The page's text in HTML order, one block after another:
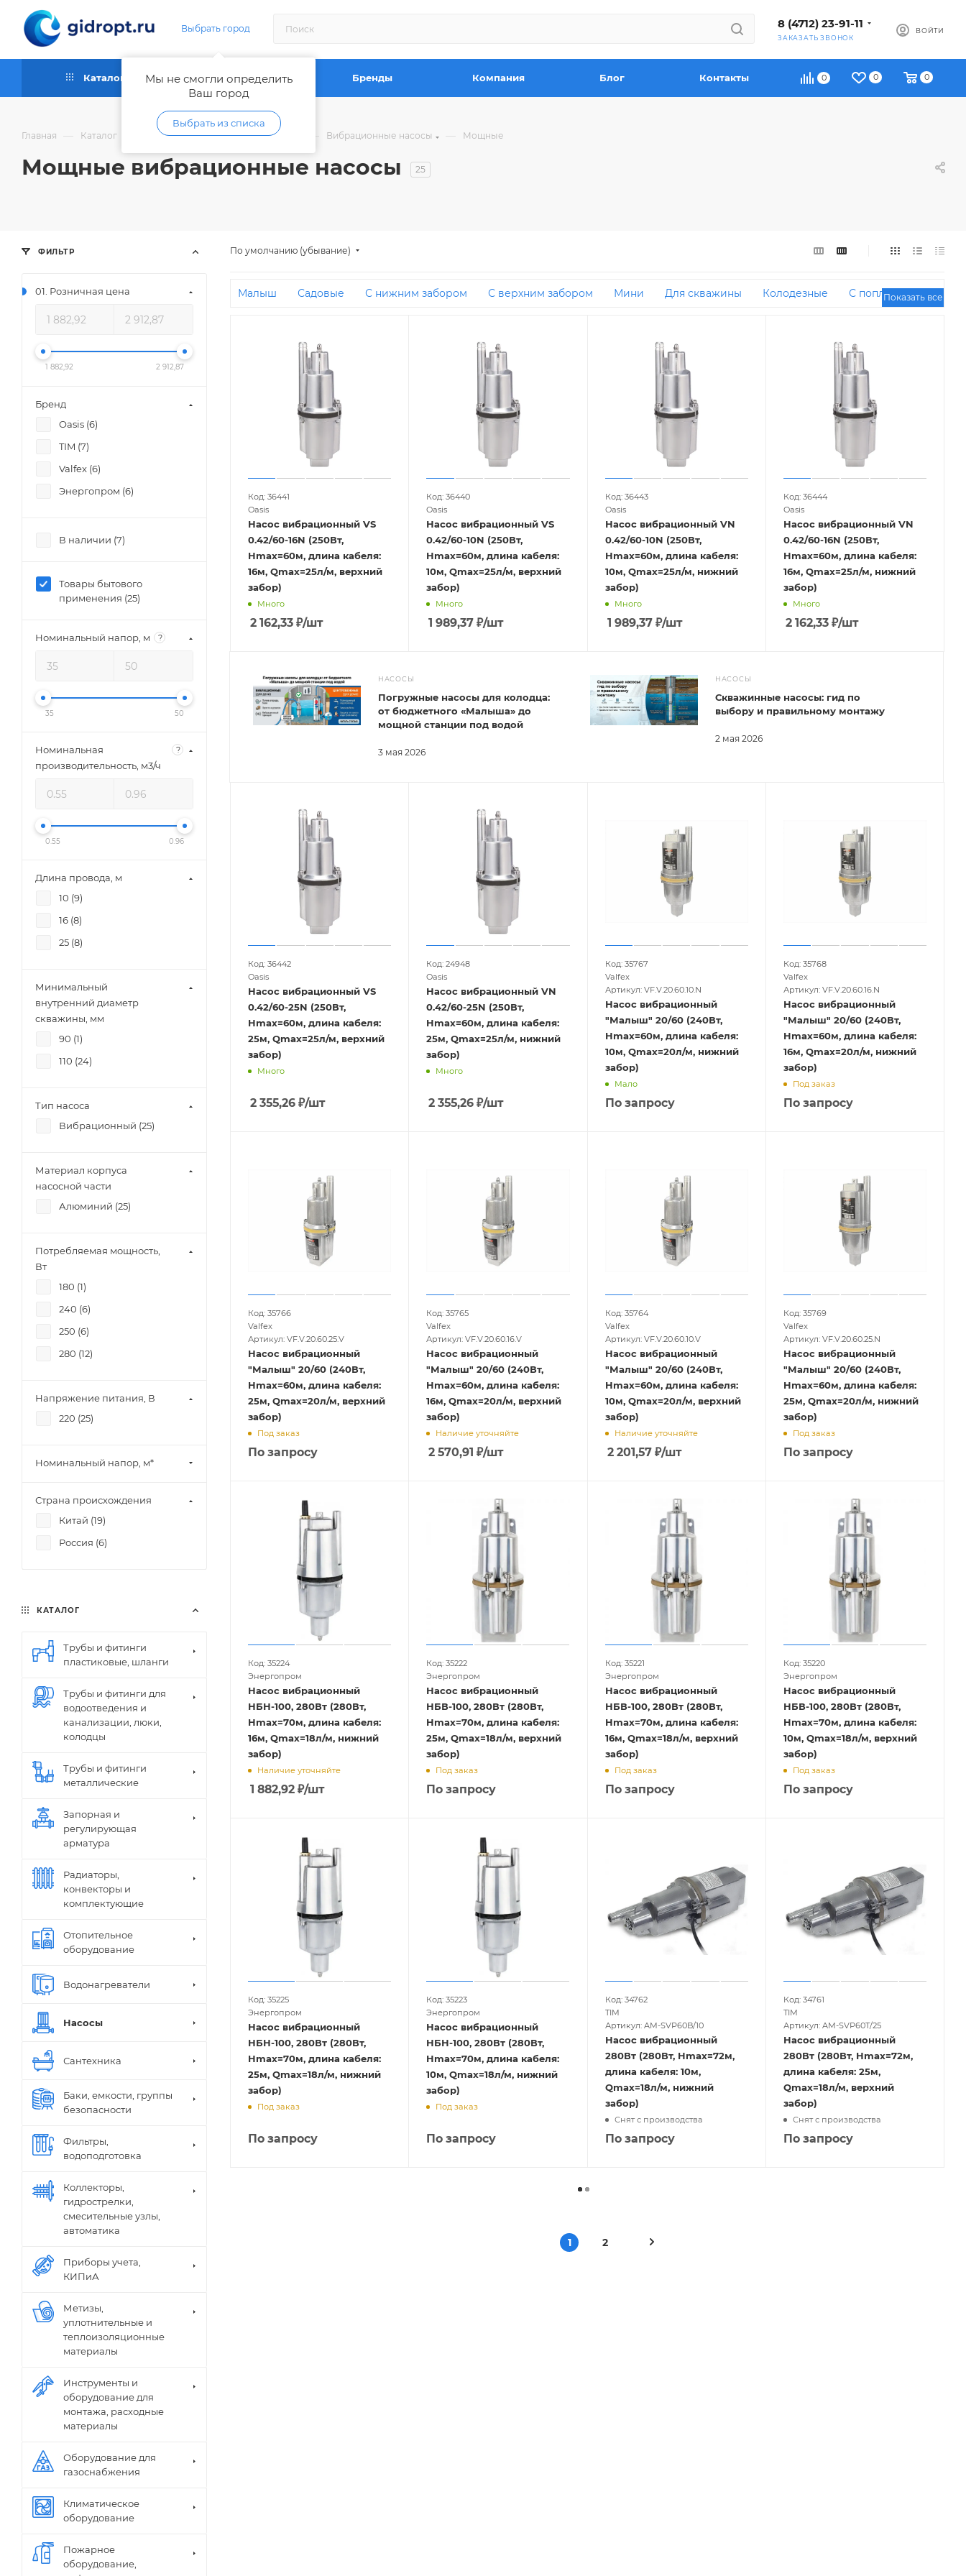
Выбрать город
Мы не смогли определить
Ваш город
Выбрать из списка
8 (4712) 23-91-11
ЗАКАЗАТЬ ЗВОНОК
ВОЙТИ
0 0 0
Каталог Как купить Бренды Компания Блог Контакты
Главная — Каталог Насосы — Погружные насосы — Вибрационные насосы — Мощные
Мощные вибрационные насосы 25
По умолчанию (убывание)
Малыш Садовые С нижним забором С верхним забором Мини Для скважины Колодезные
С поплавком
Показать все
Код: 36441
Oasis
Насос вибрационный VS
0.42/60-16N (250Вт,
Hmax=60м, длина кабеля:
16м, Qmax=25л/м, верхний
забор)
Много
2 162,33 ₽/шт
Код: 36440
Oasis
Насос вибрационный VS
0.42/60-10N (250Вт,
Hmax=60м, длина кабеля:
10м, Qmax=25л/м, верхний
забор)
Много
1 989,37 ₽/шт
Код: 36443
Oasis
Насос вибрационный VN
0.42/60-10N (250Вт,
Hmax=60м, длина кабеля:
10м, Qmax=25л/м, нижний
забор)
Много
1 989,37₽/шт
Код: 36444
Oasis
Насос вибрационный VN
0.42/60-16N (250Вт,
Hmax=60м, длина кабеля:
16м, Qmax=25л/м, нижний
забор)
Много
2 162,33₽/шт
НАСОСЫ
3 мая 2026
Погружные насосы для колодца:
от бюджетного «Малыша» до
мощной станции под водой
НАСОСЫ
2 мая 2026
Скважинные насосы: гид по
выбору и правильному монтажу
Код: 36442
Oasis
Насос вибрационный VS
0.42/60-25N (250Вт,
Hmax=60м, длина кабеля:
25м, Qmax=25л/м, верхний
забор)
Много
2 355,26 ₽/шт
Код: 24948
Oasis
Насос вибрационный VN
0.42/60-25N (250Вт,
Hmax=60м, длина кабеля:
25м, Qmax=25л/м, нижний
забор)
Много
2 355,26 ₽/шт
Код: 35767
Valfex
Артикул: VF.V.20.60.10.N
Насос вибрационный
"Малыш" 20/60 (240Вт,
Hmax=60м, длина кабеля:
10м, Qmax=20л/м, нижний
забор)
Мало
По запросу
Код: 35768
Valfex
Артикул: VF.V.20.60.16.N
Насос вибрационный
"Малыш" 20/60 (240Вт,
Hmax=60м, длина кабеля:
16м, Qmax=20л/м, нижний
забор)
Под заказ
По запросу
Код: 35766
Valfex
Артикул: VF.V.20.60.25.V
Насос вибрационный
"Малыш" 20/60 (240Вт,
Hmax=60м, длина кабеля:
25м, Qmax=20л/м, верхний
забор)
Под заказ
По запросу
Код: 35765
Valfex
Артикул: VF.V.20.60.16.V
Насос вибрационный
"Малыш" 20/60 (240Вт,
Hmax=60м, длина кабеля:
16м, Qmax=20л/м, верхний
забор)
Наличие уточняйте
2 570,91 ₽/шт
Код: 35764
Valfex
Артикул: VF.V.20.60.10.V
Насос вибрационный
"Малыш" 20/60 (240Вт,
Hmax=60м, длина кабеля:
10м, Qmax=20л/м, верхний
забор)
Наличие уточняйте
2 201,57₽/шт
Код: 35769
Valfex
Артикул: VF.V.20.60.25.N
Насос вибрационный
"Малыш" 20/60 (240Вт,
Hmax=60м, длина кабеля:
25м, Qmax=20л/м, нижний
забор)
Под заказ
По запросу
Код: 35224
Энергопром
Насос вибрационный
НБН-100, 280Вт (280Вт,
Hmax=70м, длина кабеля:
16м, Qmax=18л/м, нижний
забор)
Наличие уточняйте
1 882,92 ₽/шт
Код: 35222
Энергопром
Насос вибрационный
НБВ-100, 280Вт (280Вт,
Hmax=70м, длина кабеля:
25м, Qmax=18л/м, верхний
забор)
Под заказ
По запросу
Код: 35221
Энергопром
Насос вибрационный
НБВ-100, 280Вт (280Вт,
Hmax=70м, длина кабеля:
16м, Qmax=18л/м, верхний
забор)
Под заказ
По запросу
Код: 35220
Энергопром
Насос вибрационный
НБВ-100, 280Вт (280Вт,
Hmax=70м, длина кабеля:
10м, Qmax=18л/м, верхний
забор)
Под заказ
По запросу
Код: 35225
Энергопром
Насос вибрационный
НБН-100, 280Вт (280Вт,
Hmax=70м, длина кабеля:
25м, Qmax=18л/м, нижний
забор)
Под заказ
По запросу
Код: 35223
Энергопром
Насос вибрационный
НБН-100, 280Вт (280Вт,
Hmax=70м, длина кабеля:
10м, Qmax=18л/м, нижний
забор)
Под заказ
По запросу
Код: 34762
TIM
Артикул: AM-SVP60B/10
Насос вибрационный
280Вт (280Вт, Hmax=72м,
длина кабеля: 10м,
Qmax=18л/м, нижний
забор)
Снят с производства
По запросу
Код: 34761
TIM
Артикул: AM-SVP60T/25
Насос вибрационный
280Вт (280Вт, Hmax=72м,
длина кабеля: 25м,
Qmax=18л/м, верхний
забор)
Снят с производства
По запросу
1 2
ФИЛЬТР
01. Розничная цена
1 882,92 2 912,87
Бренд
Oasis (6)
TIM (7)
Valfex (6)
Энергопром (6)
В наличии (7)
Товары бытового
применения (25)
Номинальный напор, м ?
35 50
Номинальная
производительность, м3/ч
?
0.55 0.96
Длина провода, м
10 (9)
16 (8)
25 (8)
Минимальный
внутренний диаметр
скважины, мм
90 (1)
110 (24)
Тип насоса
Вибрационный (25)
Материал корпуса
насосной части
Алюминий (25)
Потребляемая мощность,
Вт
180 (1)
240 (6)
250 (6)
280 (12)
Напряжение питания, В
220 (25)
Номинальный напор, м*
Страна происхождения
Китай (19)
Россия (6)
КАТАЛОГ
Трубы и фитинги
пластиковые, шланги
Трубы и фитинги для
водоотведения и
канализации, люки,
колодцы
Трубы и фитинги
металлические
Запорная и
регулирующая
арматура
Радиаторы,
конвекторы и
комплектующие
Отопительное
оборудование
Водонагреватели
Насосы
Сантехника
Баки, емкости, группы
безопасности
Фильтры,
водоподготовка
Коллекторы,
гидрострелки,
смесительные узлы,
автоматика
Приборы учета,
КИПиА
Метизы,
уплотнительные и
теплоизоляционные
материалы
Инструменты и
оборудование для
монтажа, расходные
материалы
Оборудование для
газоснабжения
Климатическое
оборудование
Пожарное
оборудование,